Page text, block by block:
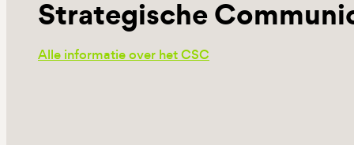
Strategische
Alle informatie over het CSC